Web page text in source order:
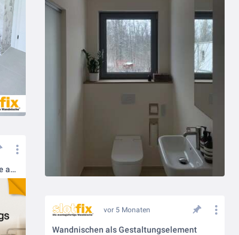
Für Hoteliers & Planer: Umbau-Upgrade aus dem "Nichts" bezahlen!
vor 5 Monaten
Wandnischen als Gestaltungselement